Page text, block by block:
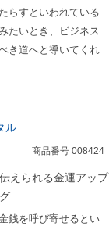
らすといわれている
たいとき、ビジネス
き道へと導いてくれ
ル
商品番号 008424
えられる金運アップ
銭を呼び寄せるとい